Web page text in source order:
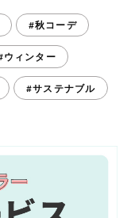
#秋コーデ
ウィンター
#サステナブル